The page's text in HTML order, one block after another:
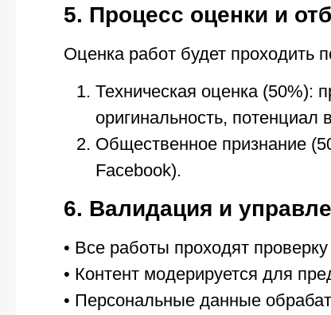
5. Процесс оценки и
Оценка работ будет проходить
Техническая оценка (50%):
оригинальность,
Общественное признание
Facebook).
6. Валидация и
• Все работы проходят
• Контент модерируется для
• Персональные данные